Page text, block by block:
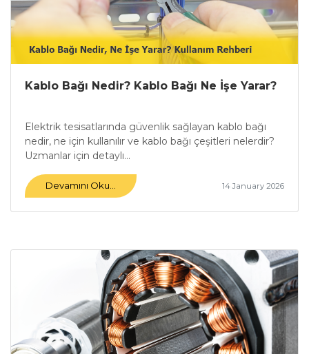
Kablo Bağı Nedir? Kablo Bağı Ne İşe Yarar?
Elektrik tesisatlarında güvenlik sağlayan kablo bağı
nedir, ne için kullanılır ve kablo bağı çeşitleri nelerdir?
Uzmanlar için detaylı...
Devamını Oku... 14 January 2026